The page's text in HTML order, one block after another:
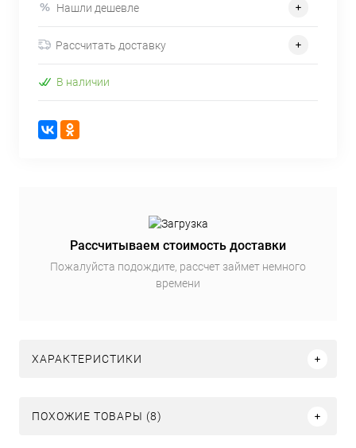
Нашли дешевле
Рассчитать доставку
В наличии
Рассчитываем стоимость доставки
Пожалуйста подождите, рассчет займет немного
времени
ХАРАКТЕРИСТИКИ
ПОХОЖИЕ ТОВАРЫ (8)